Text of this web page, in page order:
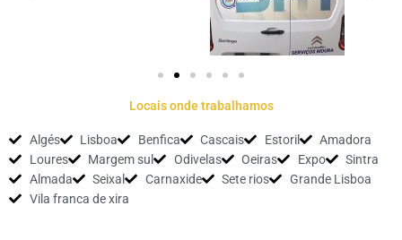
Locais onde trabalhamos
Algés Lisboa Benfica Cascais Estoril
Amadora
Loures
Margem sul Odivelas Oeiras Expo
Sintra
Almada
Seixal Carnaxide Sete rios
Grande Lisboa
Vila franca de xira